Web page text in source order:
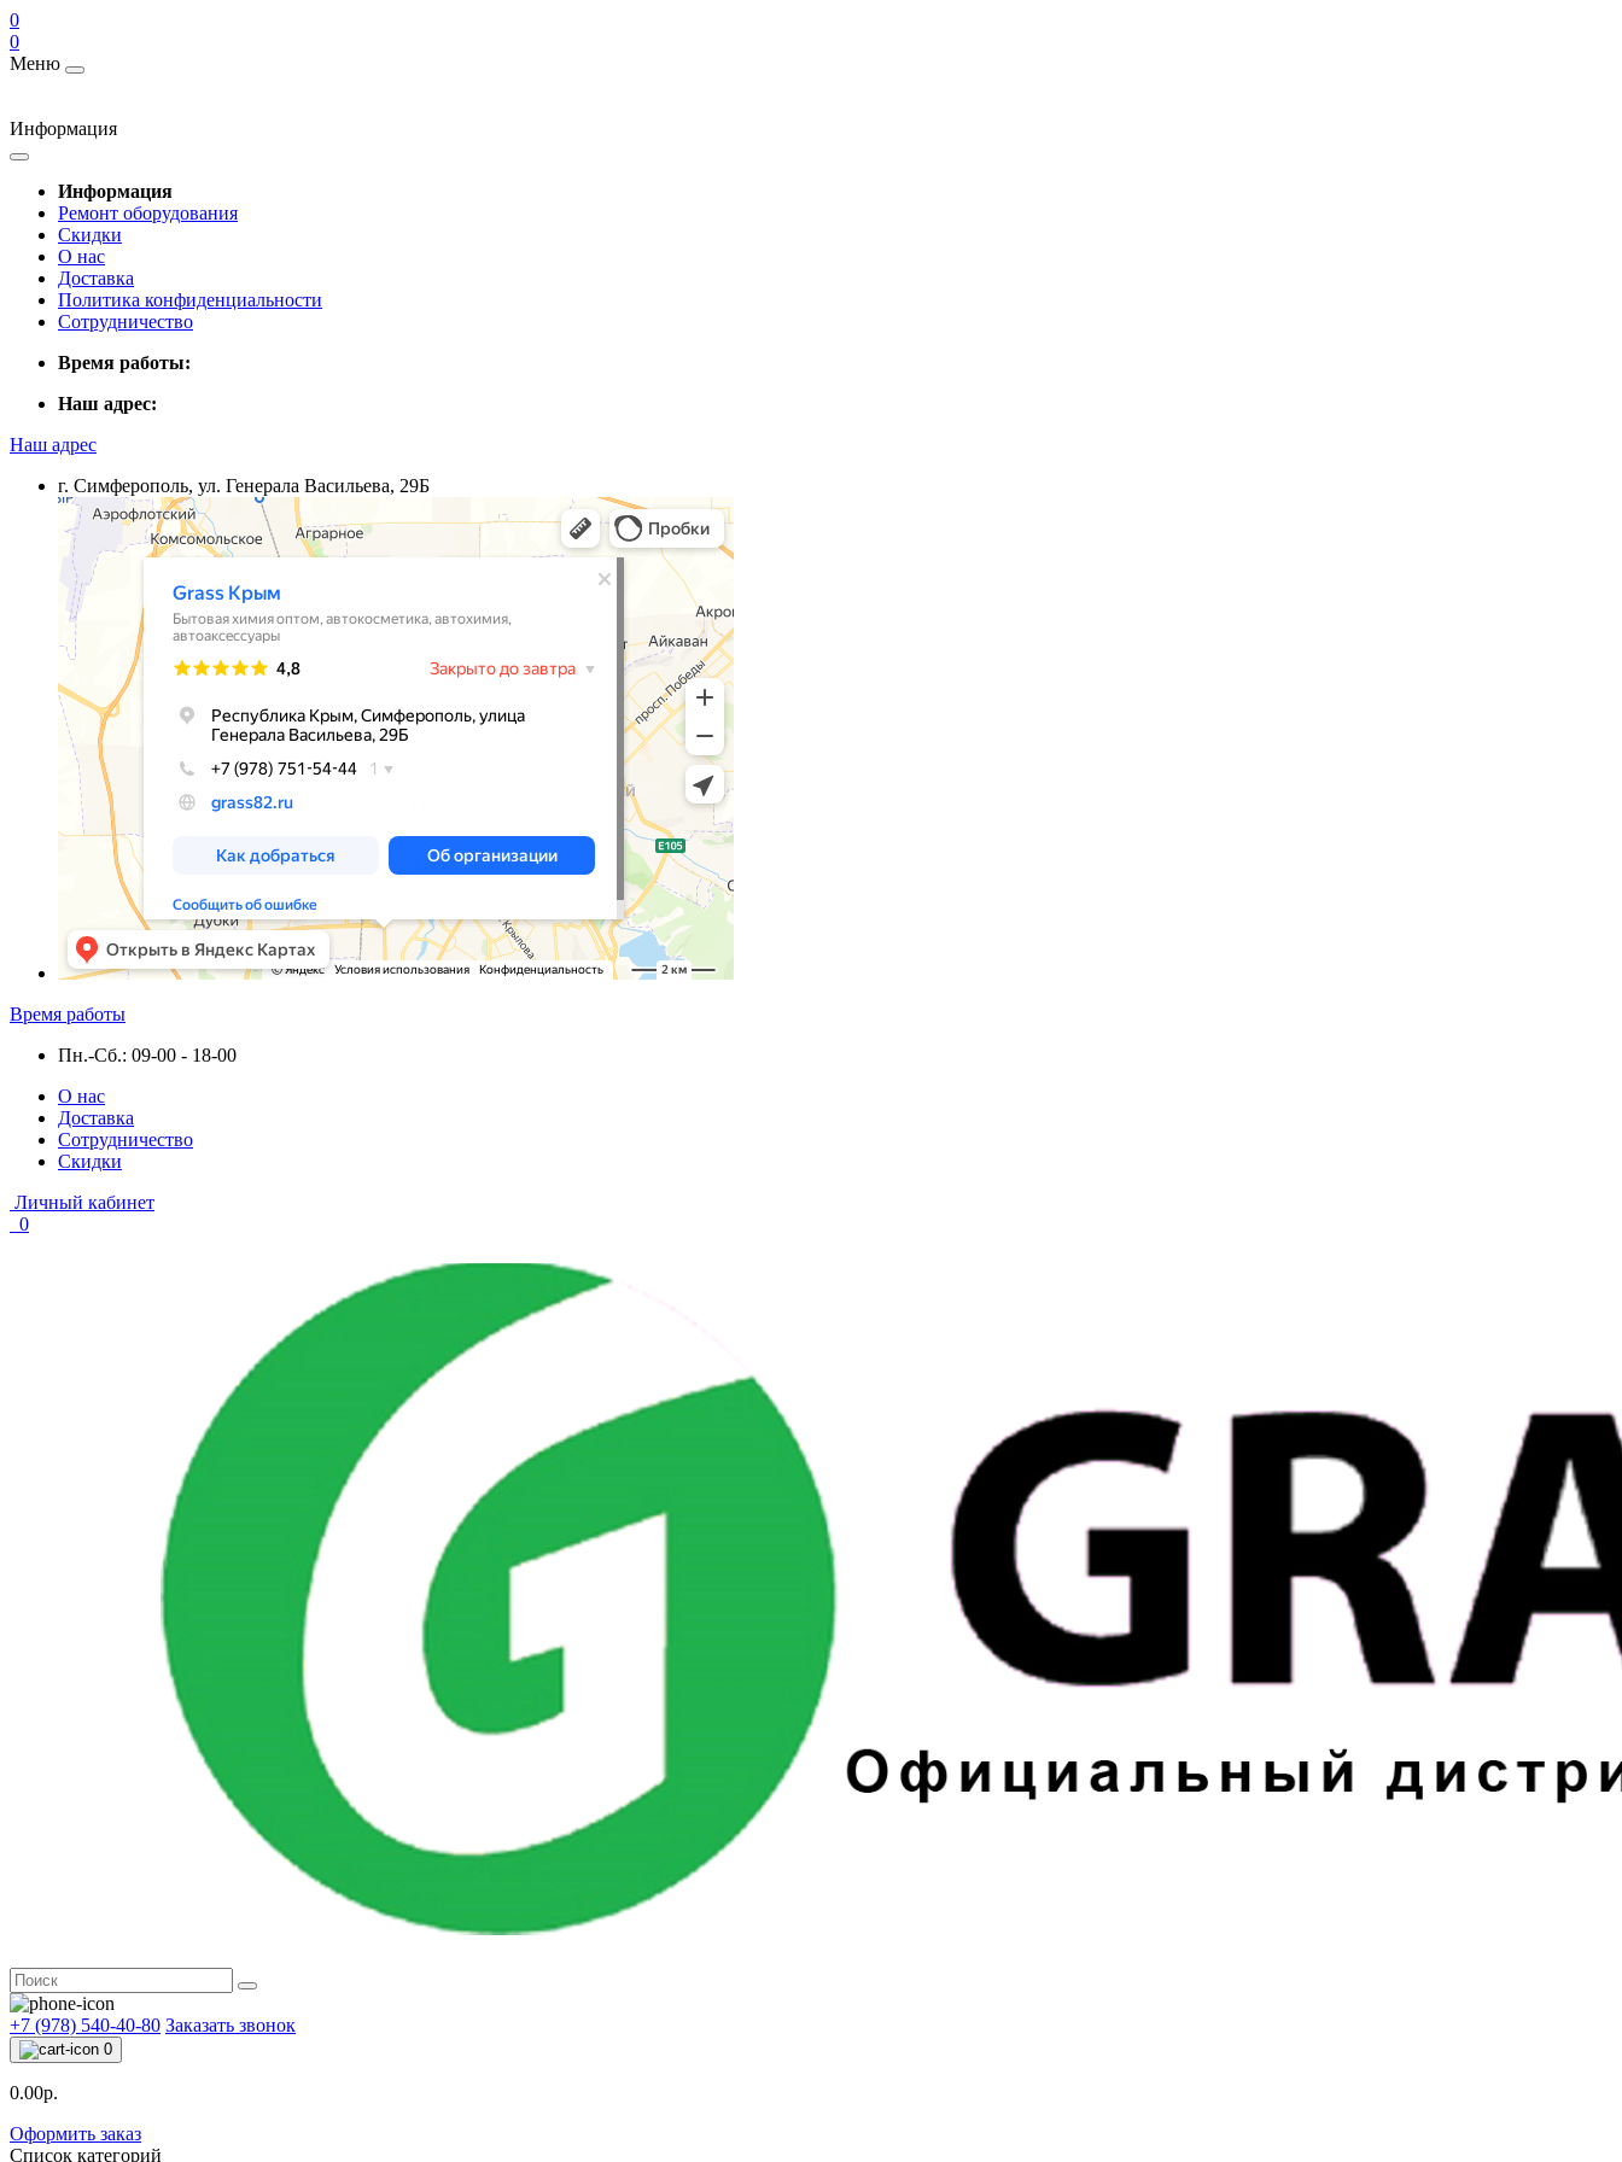
0
0
Меню
Информация
Информация
Ремонт оборудования
Скидки
О нас
Доставка
Политика конфиденциальности
Сотрудничество
Время работы:
Наш адрес:
Наш адрес
г. Симферополь, ул. Генерала Васильева, 29Б
Время работы
Пн.-Сб.: 09-00 - 18-00
О нас
Доставка
Сотрудничество
Скидки
Личный кабинет
0
+7 (978) 540-40-80 Заказать звонок
0
0.00р.
Оформить заказ
Список категорий